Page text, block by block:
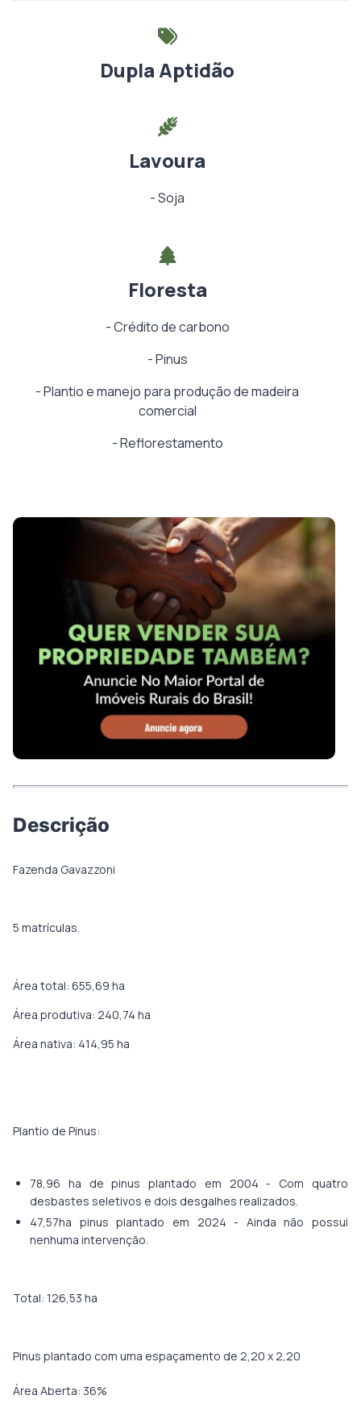
Dupla Aptidão
Lavoura
-Soja
Floresta
-Crédito de carbono
-Pinus
-Plantio e manejo para produção de madeira
comercial
-Reflorestamento
Descrição
Fazenda Gavazzoni
5 matrículas.
Área total: 655,69 ha
Área produtiva: 240,74 ha
Área nativa: 414,95 ha
Plantio de Pinus:
78,96 ha de pinus plantado em 2004 - Com quatro
desbastes seletivos e dois desgalhes realizados.
47,57ha pinus plantado em 2024 - Ainda não possui
nenhuma intervenção.
Total: 126,53 ha
Pinus plantado com uma espaçamento de 2,20 x 2,20
Área Aberta: 36%